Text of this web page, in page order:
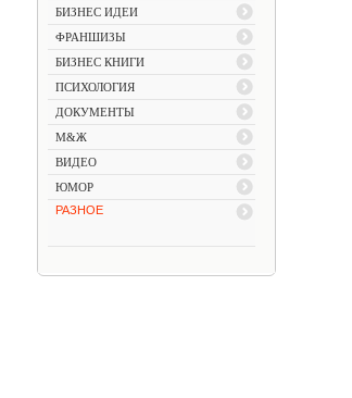
БИЗНЕС ИДЕИ
ФРАНШИЗЫ
БИЗНЕС КНИГИ
ПСИХОЛОГИЯ
ДОКУМЕНТЫ
М&Ж
ВИДЕО
ЮМОР
РАЗНОЕ